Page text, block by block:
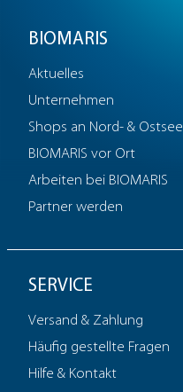
BIOMARIS
Aktuelles
Unternehmen
Shops an Nord- & Ostsee
BIOMARIS vor Ort
Arbeiten bei BIOMARIS
Partner werden
SERVICE
Versand & Zahlung
Häufig gestellte Fragen
Hilfe & Kontakt